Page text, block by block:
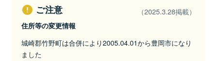
ご注意 （2025.3.28掲載）
住所等の変更情報
城崎郡竹野町は合併により2005.04.01から豊岡市になり
ました